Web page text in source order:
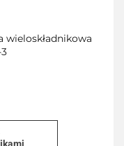
wieloskładnikowa